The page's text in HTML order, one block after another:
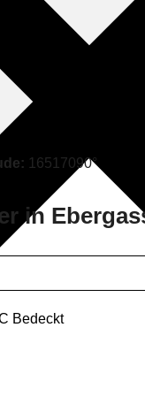
16517090°
in
Bedeckt